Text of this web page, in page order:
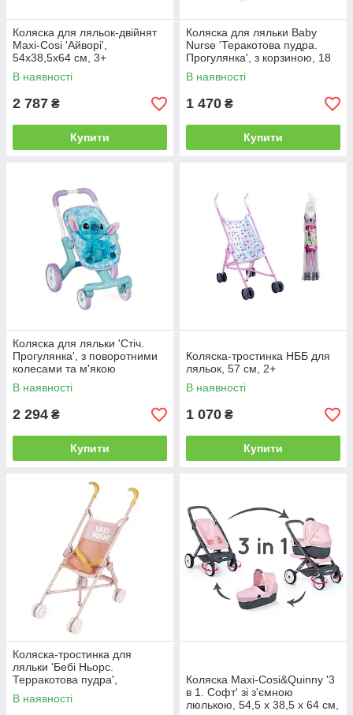
Коляска для ляльок-двійнят
Maxi-Cosi 'Айворі',
54х38,5х64 см, 3+
В наявності
2 787 ₴
Купити
Коляска для ляльки Baby
Nurse 'Теракотова пудра.
Прогулянка', з корзиною, 18
міс.+
В наявності
1 470 ₴
Купити
Коляска для ляльки 'Стіч.
Прогулянка', з поворотними
колесами та м'якою
іграшкою, 18 міс.+
В наявності
2 294 ₴
Купити
Коляска-тростинка НББ для
ляльок, 57 см, 2+
В наявності
1 070 ₴
Купити
Коляска-тростинка для
ляльки 'Бебі Ньорс.
Терракотова пудра',
51х25х57 см, 2+
В наявності
Коляска Maxi-Cosi&Quinny '3
в 1. Софт' зі з'ємною
люлькою, 54,5 x 38,5 x 64 см,